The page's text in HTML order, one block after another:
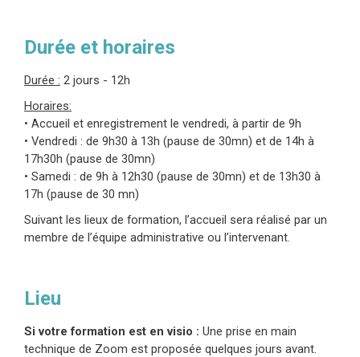
Dubois chez De Boeck en 2009, Le traumatisme psychique
en 2019 (2e ed.), Le traumatisme psychique chez l’adulte
chez De Boeck en 2019 (2e ed.), Se protéger du
radicalisme, écrit en collaboration avec Jean-Claude
Maesen 2018 aux éditions Couleur Livres.
En savoir plus sur Evelyne Josse
Durée et horaires
Durée : 2 jours - 12h
Horaires:
• Accueil et enregistrement le vendredi, à partir de 9h
• Vendredi : de 9h30 à 13h (pause de 30mn) et de 14h à
17h30h (pause de 30mn)
• Samedi : de 9h à 12h30 (pause de 30mn) et de 13h30 à
17h (pause de 30 mn)
Suivant les lieux de formation, l’accueil sera réalisé par un
membre de l’équipe administrative ou l’intervenant.
Lieu
Si votre formation est en visio : Une prise en main
technique de Zoom est proposée quelques jours avant.